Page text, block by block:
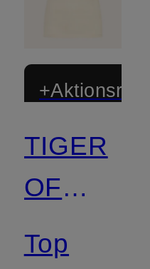
TIGER
OF
SWEDEN
Top